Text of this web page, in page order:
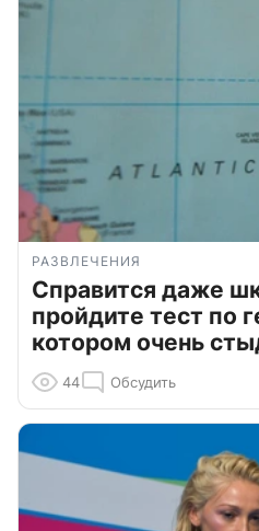
РАЗВЛЕЧЕНИЯ
Справится даже
пройдите тест по
котором очень
44 Обсудить